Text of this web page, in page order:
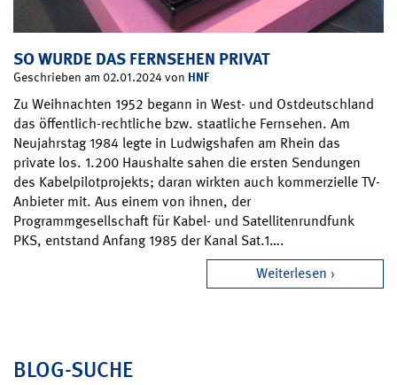
SO WURDE DAS FERNSEHEN PRIVAT
Geschrieben am 02.01.2024 von HNF
Zu Weihnachten 1952 begann in West- und Ostdeutschland
das öffentlich-rechtliche bzw. staatliche Fernsehen. Am
Neujahrstag 1984 legte in Ludwigshafen am Rhein das
private los. 1.200 Haushalte sahen die ersten Sendungen
des Kabelpilotprojekts; daran wirkten auch kommerzielle TV-
Anbieter mit. Aus einem von ihnen, der
Programmgesellschaft für Kabel- und Satellitenrundfunk
PKS, entstand Anfang 1985 der Kanal Sat.1….
Weiterlesen
BLOG-SUCHE